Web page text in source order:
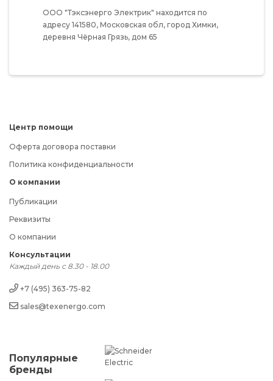
ООО "Тэксэнерго Электрик" находится по
адресу 141580, Московская обл, город Химки,
деревня Чёрная Грязь, дом 65
Центр помощи
Оферта договора поставки
Политика конфиденциальности
О компании
Публикации
Реквизиты
О компании
Консультации
Каждый день с 8.30 - 18.00
+7 (495) 363-75-82
sales@texenergo.com
Популярные
бренды